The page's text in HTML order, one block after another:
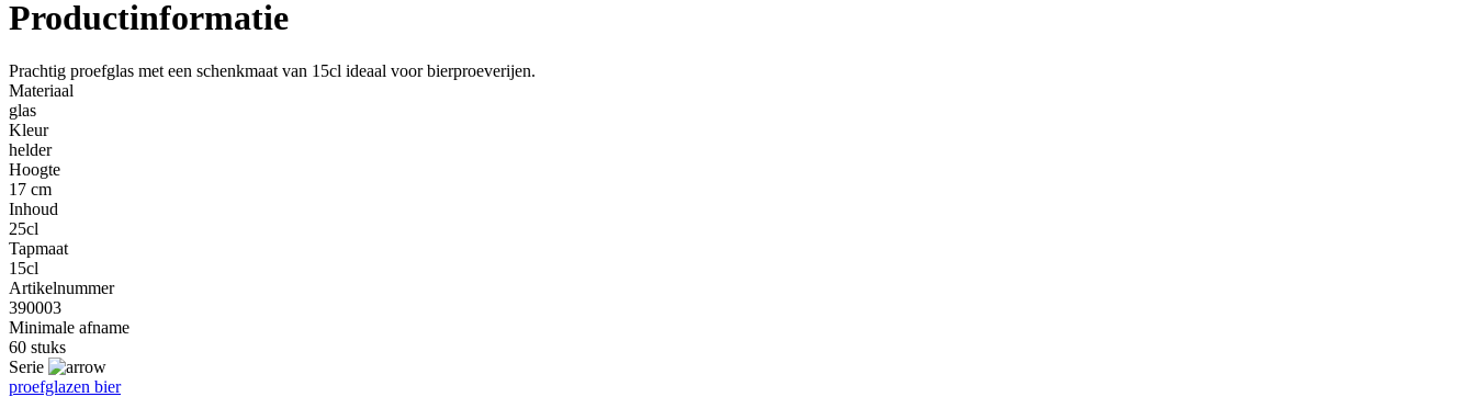
Productinformatie
Prachtig proefglas met een schenkmaat van 15cl ideaal voor bierproeverijen.
Materiaal
glas
Kleur
helder
Hoogte
17 cm
Inhoud
25cl
Tapmaat
15cl
Artikelnummer
390003
Minimale afname
60 stuks
Serie
proefglazen bier